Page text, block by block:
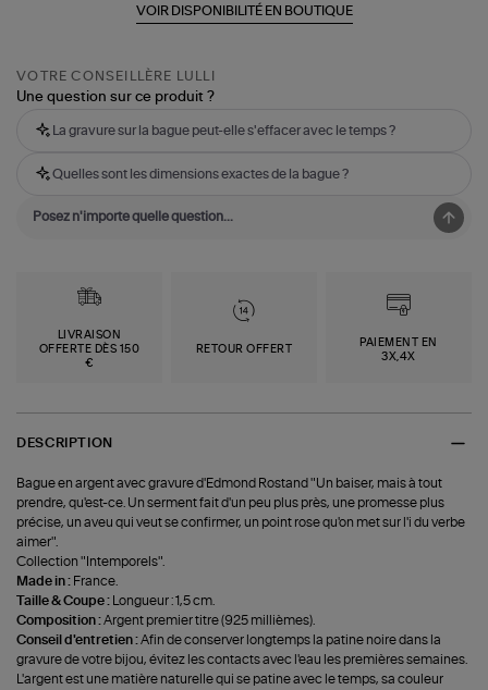
VOIR DISPONIBILITÉ EN BOUTIQUE
VOTRE CONSEILLÈRE LULLI
Une question sur ce produit ?
La gravure sur la bague peut-elle s'effacer avec le temps ?
Quelles sont les dimensions exactes de la bague ?
LIVRAISON
OFFERTE DÈS 150
€
RETOUR OFFERT
PAIEMENT EN
3X,4X
DESCRIPTION
Bague en argent avec gravure d'Edmond Rostand "Un baiser, mais à tout
prendre, qu'est-ce. Un serment fait d'un peu plus près, une promesse plus
précise, un aveu qui veut se confirmer, un point rose qu'on met sur l'i du verbe
aimer".
Collection "Intemporels".
Made in : France.
Taille & Coupe :
Longueur : 1,5 cm.
Composition :Argent premier titre (925 millièmes).
Conseil d'entretien :Afin de conserver longtemps la patine noire dans la
gravure de votre bijou, évitez les contacts avec l'eau les premières semaines.
L'argent est une matière naturelle qui se patine avec le temps, sa couleur